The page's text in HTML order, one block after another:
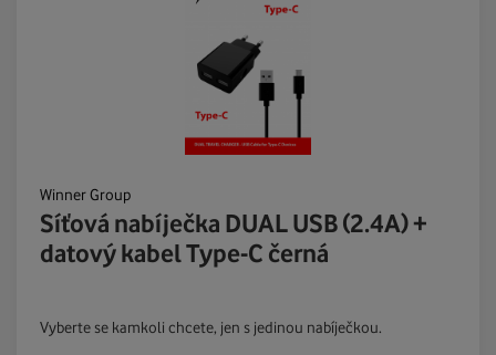
Winner Group
Síťová nabíječka DUAL USB (2.4A) +
datový kabel Type-C černá
Vyberte se kamkoli chcete, jen s jedinou nabíječkou.